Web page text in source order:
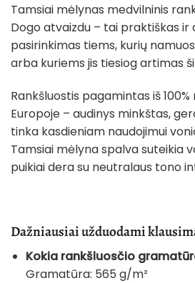
Tamsiai mėlynas medvilninis
Dogo atvaizdu – tai praktiškas ir
pasirinkimas tiems, kurių
arba kuriems jis tiesiog artimas
Rankšluostis pagamintas iš
Europoje – audinys minkštas,
tinka kasdieniam naudojimui
Tamsiai mėlyna spalva suteikia
puikiai dera su neutralaus tono
Dažniausiai užduodami
Kokia rankšluosčio
Gramatūra: 565 g/m²